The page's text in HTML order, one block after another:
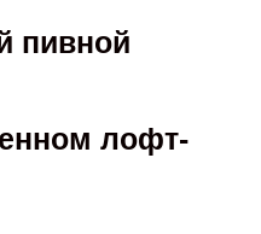
пивной
лофт-